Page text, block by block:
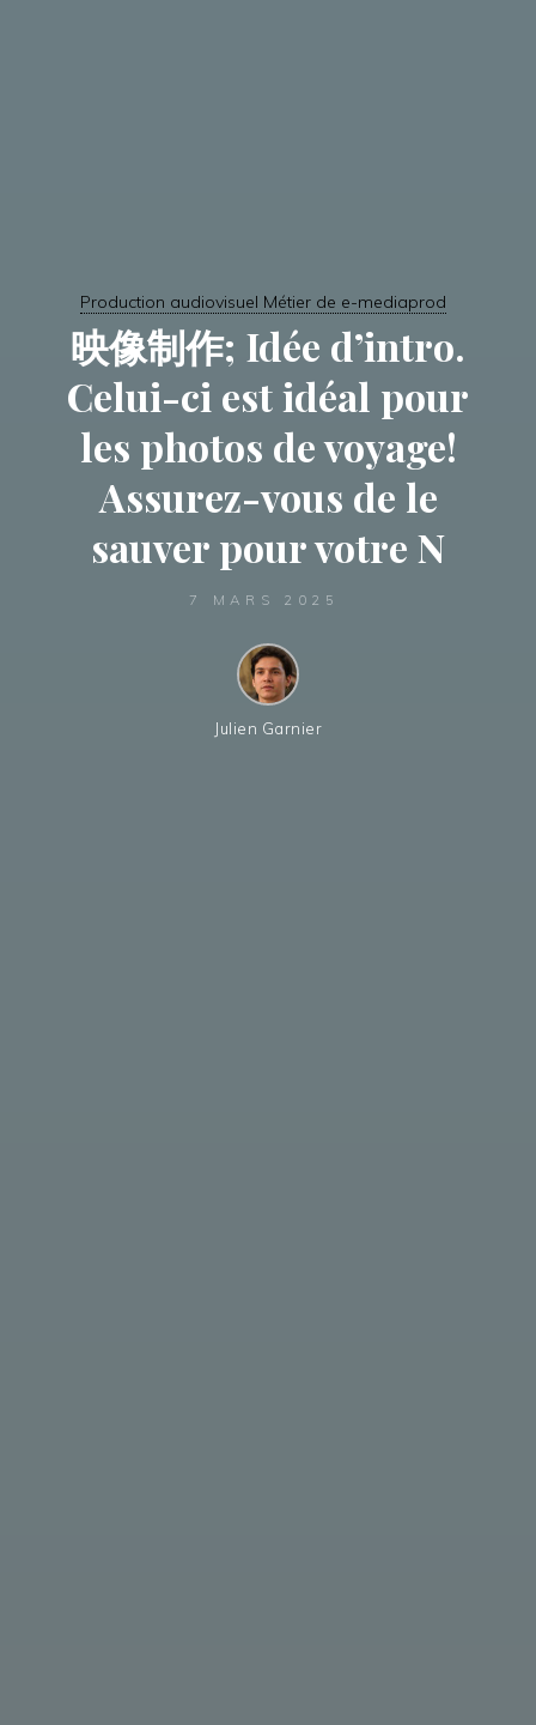
Production audiovisuel Métier de e-mediaprod
映像制作; Idée d’intro.
Celui-ci est idéal pour
les photos de voyage!
Assurez-vous de le
sauver pour votre N
7 MARS 2025
Julien Garnier